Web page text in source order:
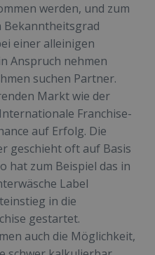
werden, und zum
Bekanntheitsgrad
einer alleinigen
Anspruch nehmen
suchen Partner.
Markt wie der
Franchise-
auf Erfolg. Die
geschieht oft auf Basis
hat zum Beispiel das in
Label
in die
gestartet.
auch die Möglichkeit,